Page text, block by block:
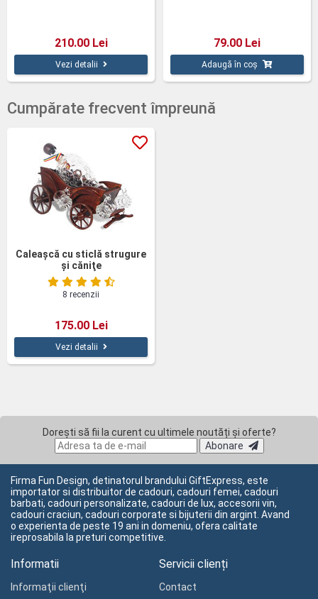
210.00 Lei
Vezi detalii
79.00 Lei
Adaugă în coș
Cumpărate frecvent împreună
Caleaşcă cu sticlă strugure
şi căniţe
8 recenzii
175.00 Lei
Vezi detalii
Dorești să fii la curent cu ultimele noutăți și oferte?
Abonare
Firma Fun Design, detinatorul brandului GiftExpress, este
importator si distribuitor de cadouri, cadouri femei, cadouri
barbati, cadouri personalizate, cadouri de lux, accesorii vin,
cadouri craciun, cadouri corporate si bijuterii din argint. Avand
o experienta de peste 19 ani in domeniu, ofera calitate
ireprosabila la preturi competitive.
Informatii
Informaţii clienţi
Servicii clienți
Contact